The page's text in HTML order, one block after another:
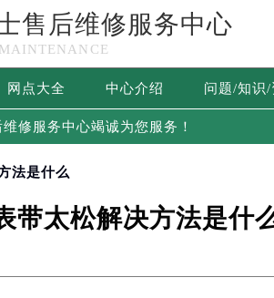
售后维修服务中心
网点大全 中心介绍 问题/知识/
修服务中心竭诚为您服务！
法是什么
带太松解决方法是什